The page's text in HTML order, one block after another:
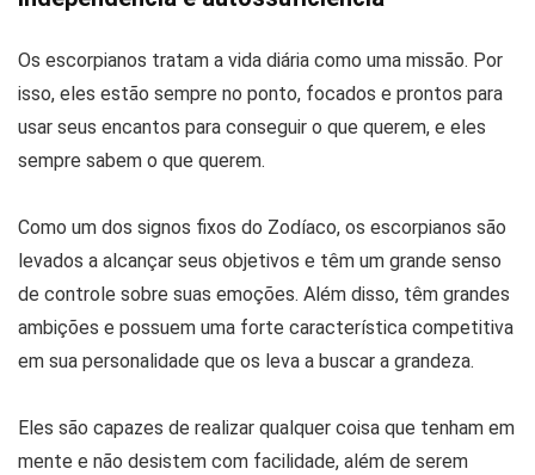
Os escorpianos tratam a vida diária como uma missão. Por
isso, eles estão sempre no ponto, focados e prontos para
usar seus encantos para conseguir o que querem, e eles
sempre sabem o que querem.
Como um dos signos fixos do Zodíaco, os escorpianos são
levados a alcançar seus objetivos e têm um grande senso
de controle sobre suas emoções. Além disso, têm grandes
ambições e possuem uma forte característica competitiva
em sua personalidade que os leva a buscar a grandeza.
Eles são capazes de realizar qualquer coisa que tenham em
mente e não desistem com facilidade, além de serem